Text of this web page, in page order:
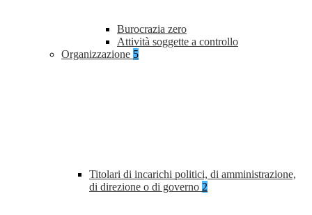
Burocrazia zero
Attività soggette a controllo
Organizzazione 5
Titolari di incarichi politici, di amministrazione,
di direzione o di governo 2